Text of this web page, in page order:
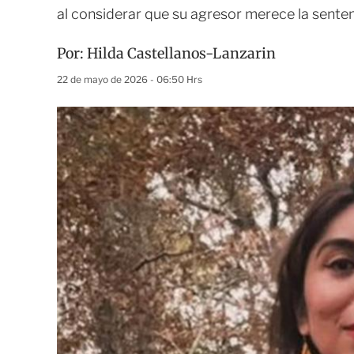
al considerar que su agresor merece la
Por: Hilda Castellanos-Lanzarin
22 de mayo de 2026 - 06:50 Hrs